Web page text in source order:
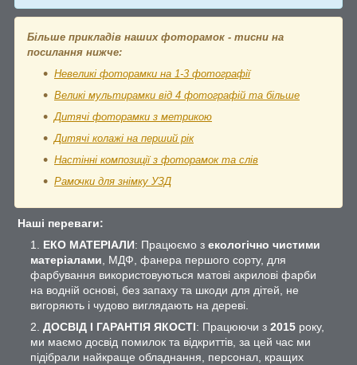
Більше прикладів наших фоторамок - тисни на
посилання нижче:
Невеликі фоторамки на 1-3 фотографії
Великі мультирамки від 4 фотографій та більше
Дитячі фоторамки з метрикою
Дитячі колажі на перший рік
Настінні композиції з фоторамок та слів
Рамочки для знімку УЗД
Наші переваги:
ЕКО МАТЕРІАЛИ: Працюємо з екологічно чистими
матеріалами , МДФ, фанера першого сорту, для
фарбування використовуються матові акрилові фарби
на водній основі, без запаху та шкоди для дітей, не
вигоряють і чудово виглядають на дереві.
ДОСВІД І ГАРАНТІЯ ЯКОСТІ: Працюючи з 2015 року,
ми маємо досвід помилок та відкриттів, за цей час ми
підібрали найкраще обладнання, персонал, кращих